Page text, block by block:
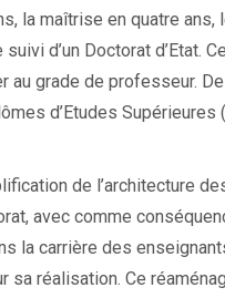
la maîtrise en quatre ans,
d’un Doctorat d’Etat.
grade de professeur.
d’Etudes Supérieures
de l’architecture
avec comme
la carrière des
réalisation. Ce